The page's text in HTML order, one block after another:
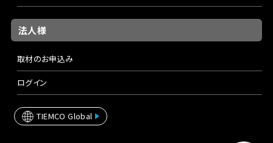
法人様
取材のお申込み
ログイン
TIEMCO Global